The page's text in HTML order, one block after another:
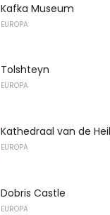
Kafka Museum
EUROPA
Tolshteyn
EUROPA
Kathedraal van de
EUROPA
Dobris Castle
EUROPA